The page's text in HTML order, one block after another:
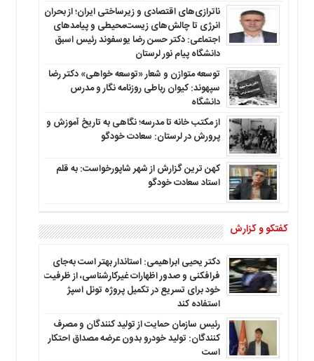
ناترازی‌های اقتصادی و زیرساختی ایران؛ از بحران
انرژی تا چالش‌های زیست‌محیطی و پیامدهای
اجتماعی: دکتر حسن رضا یوسفوند رئیس اسبق
دانشگاه پیام نور لرستان
توسعه متوازن و شعار «توسعه خواهی» دکتر رضا
سپهوند: کیوان رباطی روزنامه نگار و مدرس
دانشگاه
از مکتب خانه تا مدرسه؛ نگاهی به تاریخ آموزش و
پرورش در لرستان: سعادت خودگو
کهن ترین گزارش از شهر شاپورخواست: به قلم
استاد سعادت خودگو
گفتگو و گزارش
دکتر یحیی ابراهیمی: استاندار بهتر است به‌جای
فرافکنی و صدور اظهارات غیرکارشناسی، از ظرفیت
خود برای تسریع در تکمیل پروژه تونل اسپژ
استفاده کند
رئیس سازمان حمایت از تولید کنندگان و مصرف
کنندگان: تولید خودرو بدون عرضه مصداق احتکار
است